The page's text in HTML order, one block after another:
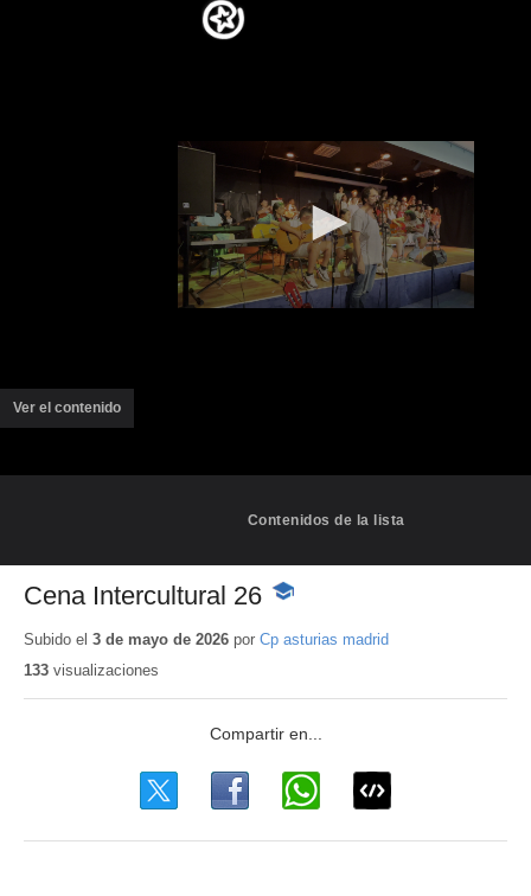
Ver el contenido
Contenidos de la lista
Cena Intercultural 26 -
educativo
Subido el 3 de mayo de 2026 por Cp asturias madrid
133 visualizaciones